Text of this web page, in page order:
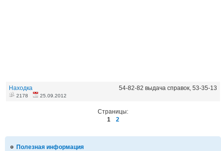
Полезная информация
Находка 54-82-82 выдача справок, 53-35-13
2178 25.09.2012
Страницы:
1
2